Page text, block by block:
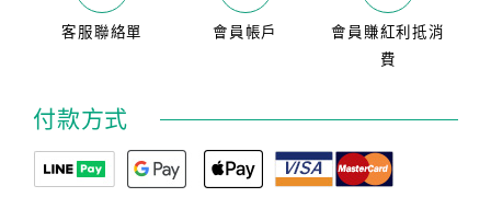
客服聯絡單 會員帳戶
會員賺紅利抵消
費
付款方式